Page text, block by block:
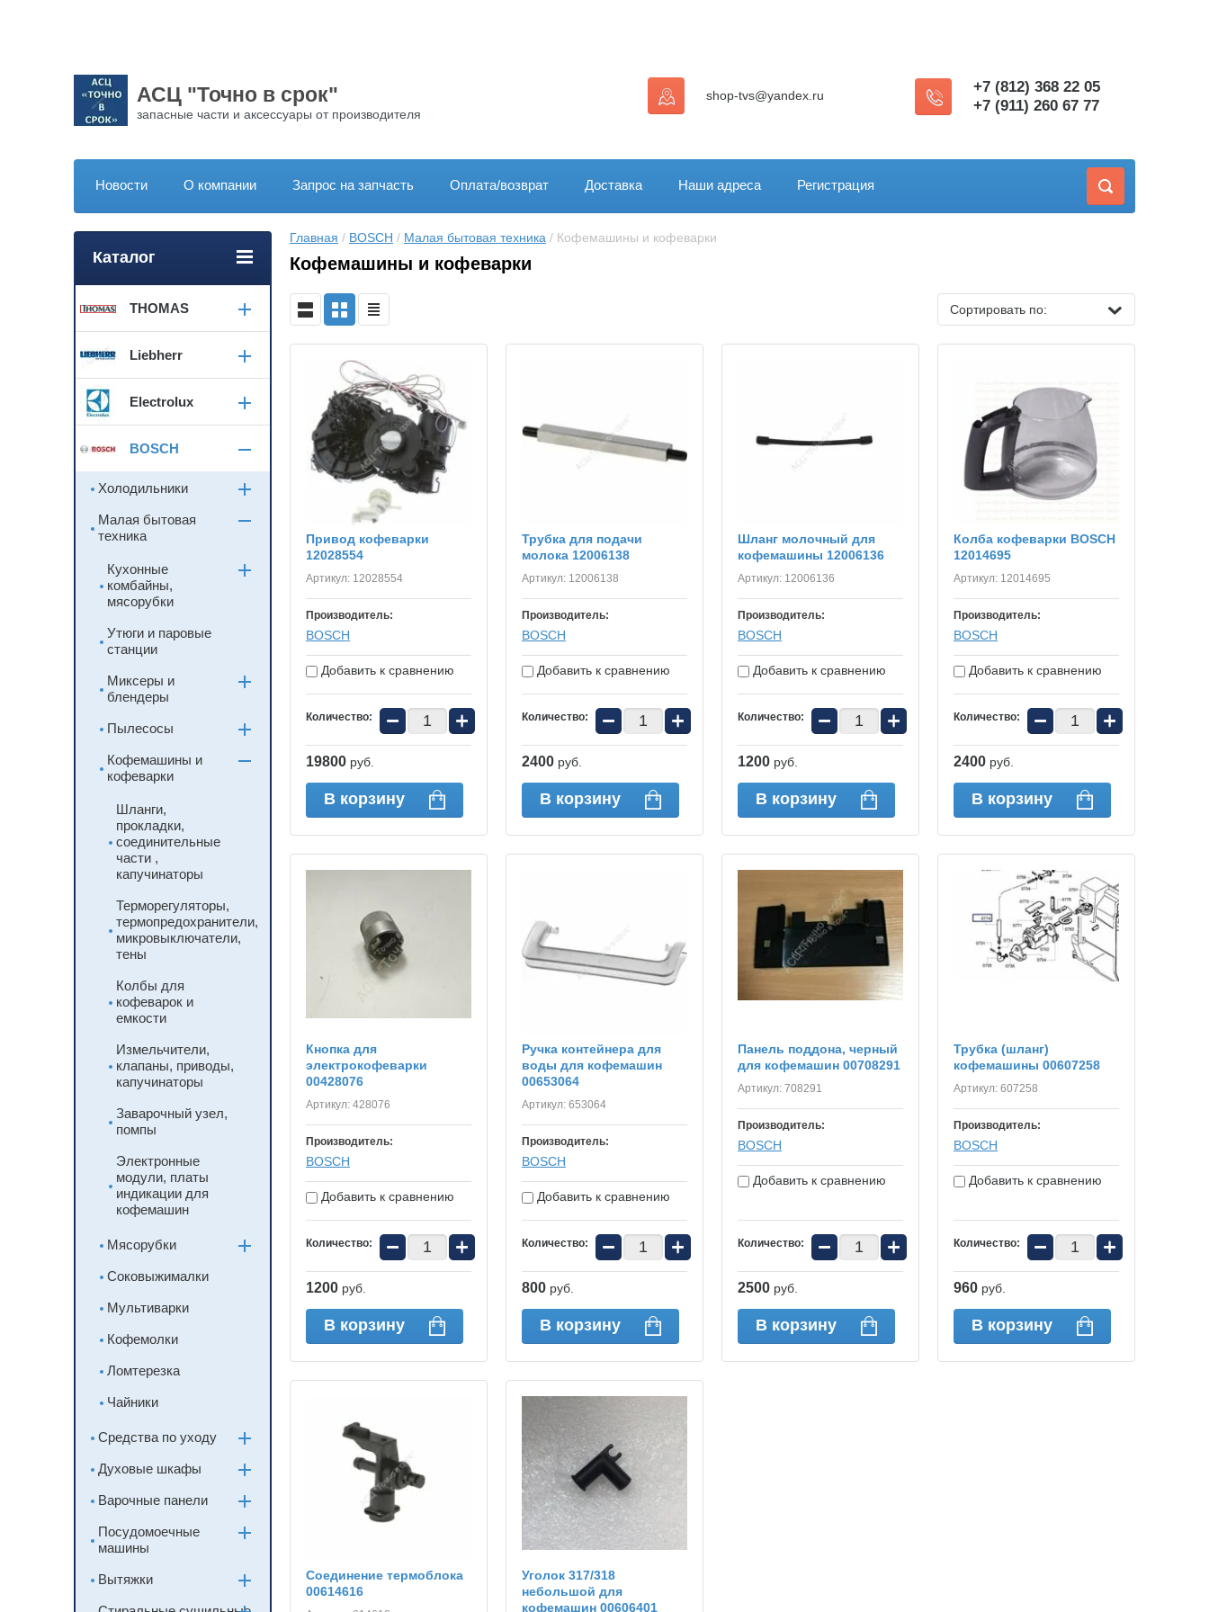
АСЦ "Точно в срок"
запасные части и аксессуары от производителя
+7 (812) 368 22 05
+7 (911) 260 67 77
shop-tvs@yandex.ru
Новости О компании Запрос на запчасть Оплата/возврат Доставка Наши адреса Регистрация
Главная / BOSCH / Малая бытовая техника / Кофемашины и кофеварки
Кофемашины и кофеварки
Сортировать по:
Привод кофеварки
12028554
Артикул: 12028554
Производитель:
BOSСH
Добавить к сравнению
Количество: − +
19800 руб.
В корзину
Трубка для подачи
молока 12006138
Артикул: 12006138
Производитель:
BOSСH
Добавить к сравнению
Количество: − +
2400 руб.
В корзину
Шланг молочный для
кофемашины 12006136
Артикул: 12006136
Производитель:
BOSСH
Добавить к сравнению
Количество: − +
1200 руб.
В корзину
Колба кофеварки BOSCH
12014695
Артикул: 12014695
Производитель:
BOSСH
Добавить к сравнению
Количество: − +
2400 руб.
В корзину
Кнопка для
электрокофеварки
00428076
Артикул: 428076
Производитель:
BOSСH
Добавить к сравнению
Количество: − +
1200 руб.
В корзину
Ручка контейнера для
воды для кофемашин
00653064
Артикул: 653064
Производитель:
BOSСH
Добавить к сравнению
Количество: − +
800 руб.
В корзину
Панель поддона, черный
для кофемашин 00708291
Артикул: 708291
Производитель:
BOSСH
Добавить к сравнению
Количество: − +
2500 руб.
В корзину
Трубка (шланг)
кофемашины 00607258
Артикул: 607258
Производитель:
BOSСH
Добавить к сравнению
Количество: − +
960 руб.
В корзину
Соединение термоблока
00614616
Уголок 317/318
небольшой для
кофемашин 00606401
Каталог
THOMAS
Liebherr
Electrolux
BOSCH
Холодильники
Малая бытовая
техника
Кухонные
комбайны,
мясорубки
Утюги и паровые
станции
Миксеры и
блендеры
Пылесосы
Кофемашины и
кофеварки
Шланги,
прокладки,
соединительные
части ,
капучинаторы
Терморегуляторы,
термопредохранители,
микровыключатели,
тены
Колбы для
кофеварок и
емкости
Измельчители,
клапаны, приводы,
капучинаторы
Заварочный узел,
помпы
Электронные
модули, платы
индикации для
кофемашин
Мясорубки
Соковыжималки
Мультиварки
Кофемолки
Ломтерезка
Чайники
Средства по уходу
Духовые шкафы
Варочные панели
Посудомоечные
машины
Вытяжки